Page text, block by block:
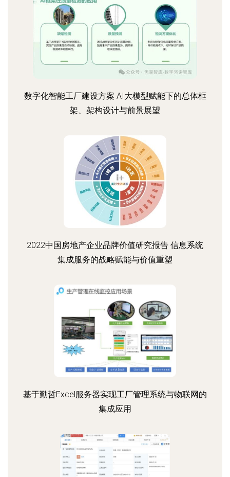
数字化智能工厂建设方案 AI大模型赋能下的总体框
架、架构设计与前景展望
2022中国房地产企业品牌价值研究报告 信息系统
集成服务的战略赋能与价值重塑
基于勤哲Excel服务器实现工厂管理系统与物联网的
集成应用